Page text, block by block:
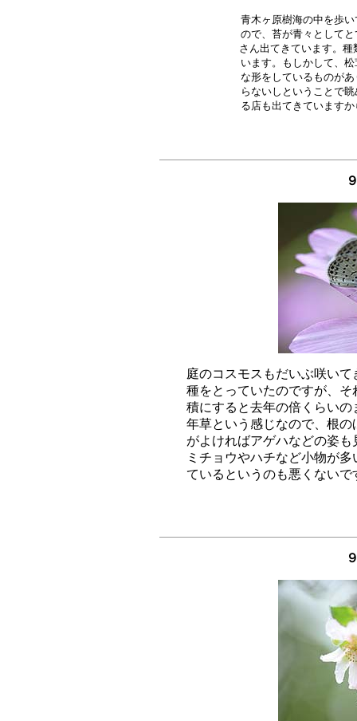
青木ヶ原樹海の中を歩
ので、苔が青々として
さん出てきています。
います。もしかして、
な形をしているものが
らないしということで
庭のコスモスもだいぶ咲い
種をとっていたのですが、
積にすると去年の倍くらい
年草という感じなので、根
がよければアゲハなどの姿
ミチョウやハチなど小物が